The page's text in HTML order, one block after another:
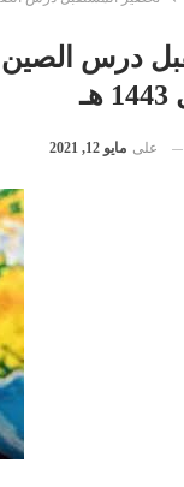
درس الصين
على مايو 12, 2021